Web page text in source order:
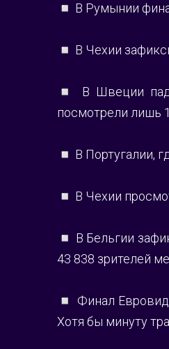
◽️ В Румынии
◽️ В Чехии
◽️ В Швеции
посмотрели лишь
◽️ В Португалии,
◽️ В Чехии
◽️ В Бельгии
43 838 зрителей
◽️ Финал
Хотя бы минуту